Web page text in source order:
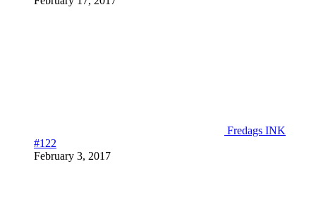
Fredags INK
#122
February 3, 2017